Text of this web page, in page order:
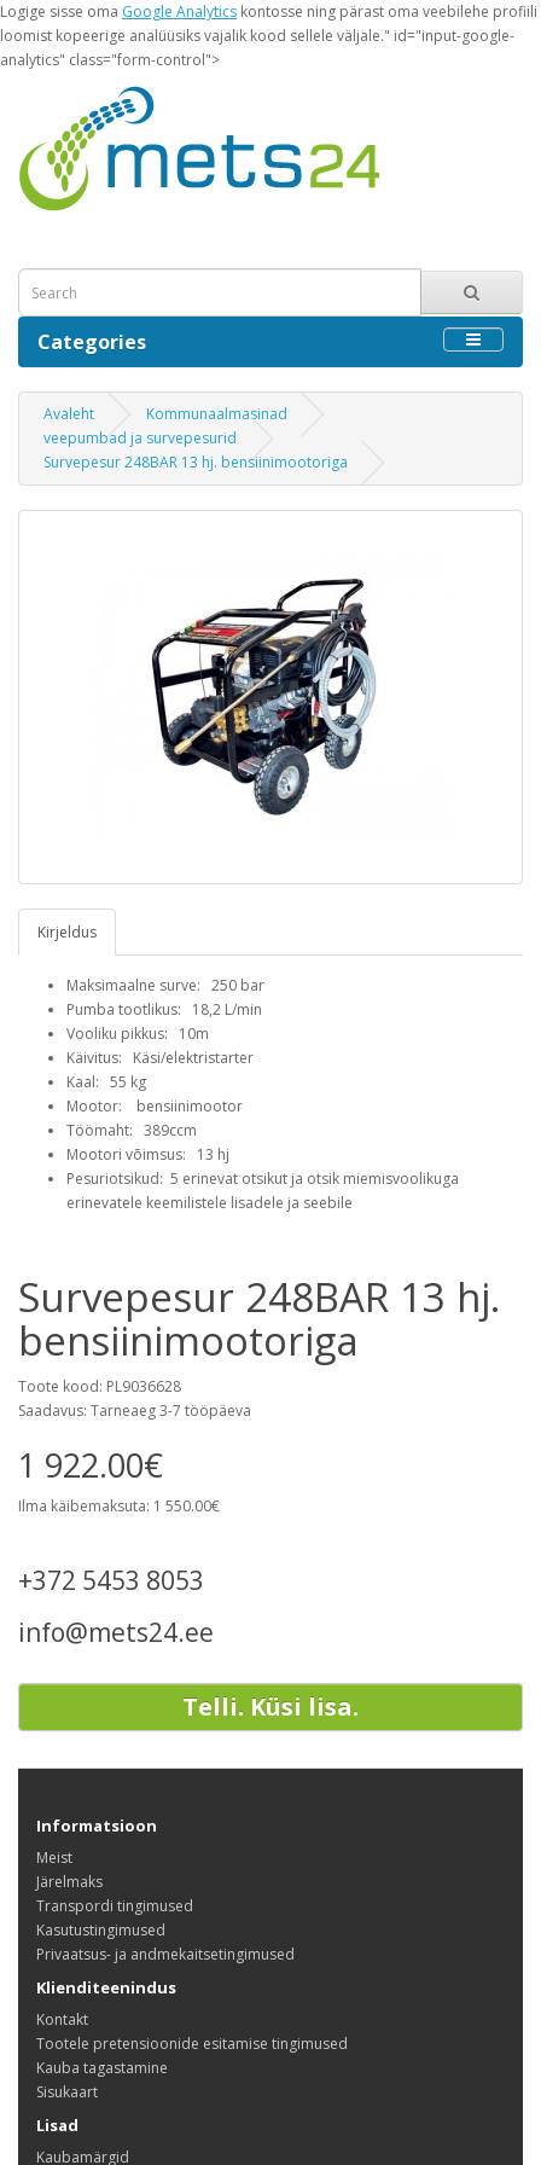
Logige sisse oma Google Analytics kontosse ning pärast oma veebilehe profiili
loomist kopeerige analüüsiks vajalik kood sellele väljale." id="input-google-
analytics" class="form-control">
Categories
Avaleht
Kommunaalmasinad
veepumbad ja survepesurid
Survepesur 248BAR 13 hj. bensiinimootoriga
Kirjeldus
Maksimaalne surve: 250 bar
Pumba tootlikus: 18,2 L/min
Vooliku pikkus: 10m
Käivitus: Käsi/elektristarter
Kaal: 55 kg
Mootor: bensiinimootor
Töömaht: 389ccm
Mootori võimsus: 13 hj
Pesuriotsikud: 5 erinevat otsikut ja otsik miemisvoolikuga
erinevatele keemilistele lisadele ja seebile
Survepesur 248BAR 13 hj.
bensiinimootoriga
Toote kood: PL9036628
Saadavus: Tarneaeg 3-7 tööpäeva
1 922.00€
Ilma käibemaksuta: 1 550.00€
+372 5453 8053
info@mets24.ee
Telli. Küsi lisa.
Informatsioon
Meist
Järelmaks
Transpordi tingimused
Kasutustingimused
Privaatsus- ja andmekaitsetingimused
Klienditeenindus
Kontakt
Tootele pretensioonide esitamise tingimused
Kauba tagastamine
Sisukaart
Lisad
Kaubamärgid